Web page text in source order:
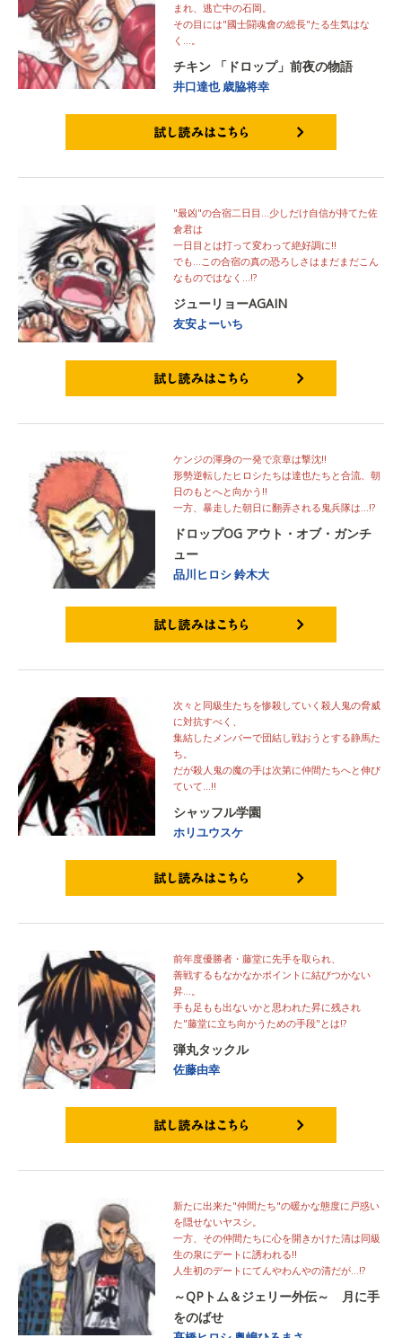
まれ、逃亡中の石岡。
その目には"國士闘魂會の総長"たる生気はな
く…。
チキン 「ドロップ」前夜の物語
井口達也 歳脇将幸
"最凶"の合宿二日目…少しだけ自信が持てた佐
倉君は
一日目とは打って変わって絶好調に!!
でも…この合宿の真の恐ろしさはまだまだこん
なものではなく…!?
ジューリョーAGAIN
友安よーいち
ケンジの渾身の一発で京章は撃沈!!
形勢逆転したヒロシたちは達也たちと合流、朝
日のもとへと向かう!!
一方、暴走した朝日に翻弄される鬼兵隊は…!?
ドロップOG アウト・オブ・ガンチ
ュー
品川ヒロシ鈴木大
次々と同級生たちを惨殺していく殺人鬼の脅威
に対抗すべく、
集結したメンバーで団結し戦おうとする静馬た
ち。
だが殺人鬼の魔の手は次第に仲間たちへと伸び
ていて…!!
シャッフル学園
ホリユウスケ
前年度優勝者・藤堂に先手を取られ、
善戦するもなかなかポイントに結びつかない
昇…。
手も足もも出ないかと思われた昇に残され
た"藤堂に立ち向かうための手段"とは!?
弾丸タックル
佐藤由幸
新たに出来た"仲間たち"の暖かな態度に戸惑い
を隠せないヤスシ。
一方、その仲間たちに心を開きかけた清は同級
生の泉にデートに誘われる!!
人生初のデートにてんやわんやの清だが…!?
～QPトム＆ジェリー外伝～ 月に手
をのばせ